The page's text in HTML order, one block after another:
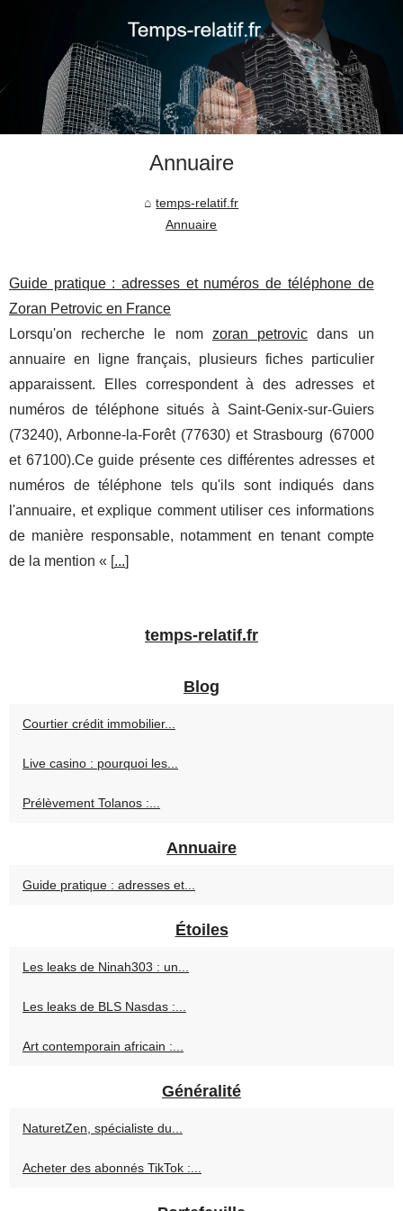
Annuaire
temps-relatif.fr
Annuaire
Guide pratique : adresses et numéros de téléphone de
Zoran Petrovic en France
Lorsqu'on recherche le nom zoran petrovic dans un
annuaire en ligne français, plusieurs fiches particulier
apparaissent. Elles correspondent à des adresses et
numéros de téléphone situés à Saint-Genix-sur-Guiers
(73240), Arbonne-la-Forêt (77630) et Strasbourg (67000
et 67100).Ce guide présente ces différentes adresses et
numéros de téléphone tels qu'ils sont indiqués dans
l'annuaire, et explique comment utiliser ces informations
de manière responsable, notamment en tenant compte
de la mention « [...]
temps-relatif.fr
Blog
Courtier crédit immobilier...
Live casino : pourquoi les...
Prélèvement Tolanos :...
Annuaire
Guide pratique : adresses et...
Étoiles
Les leaks de Ninah303 : un...
Les leaks de BLS Nasdas :...
Art contemporain africain :...
Généralité
NaturetZen, spécialiste du...
Acheter des abonnés TikTok :...